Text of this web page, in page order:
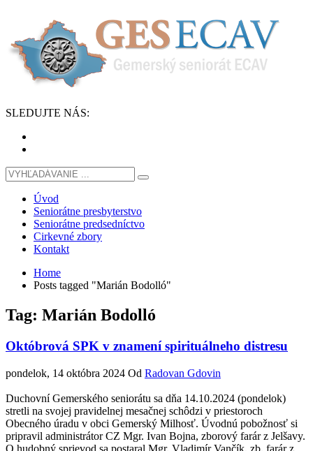
SLEDUJTE NÁS:
Úvod
Seniorátne presbyterstvo
Seniorátne predsedníctvo
Cirkevné zbory
Kontakt
Home
Posts tagged "Marián Bodolló"
Tag: Marián Bodolló
Októbrová SPK v znamení spirituálneho distresu
pondelok, 14 októbra 2024 Od Radovan Gdovin
Duchovní Gemerského seniorátu sa dňa 14.10.2024 (pondelok)
stretli na svojej pravidelnej mesačnej schôdzi v priestoroch
Obecného úradu v obci Gemerský Milhosť. Úvodnú pobožnosť si
pripravil administrátor CZ Mgr. Ivan Bojna, zborový farár z Jelšavy.
O hudobný sprievod sa postaral Mgr. Vladimír Vančík, zb. farár z